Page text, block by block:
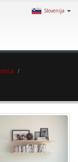
Slovenija